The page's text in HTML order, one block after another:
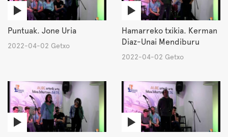
Puntuak. Jone Uria
2022-04-02 Getxo
Hamarreko txikia. Kerman
Diaz-Unai Mendiburu
2022-04-02 Getxo